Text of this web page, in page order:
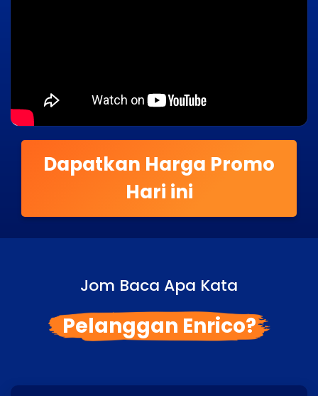
Dapatkan Harga Promo
Hari ini
Jom Baca Apa Kata
Pelanggan Enrico?